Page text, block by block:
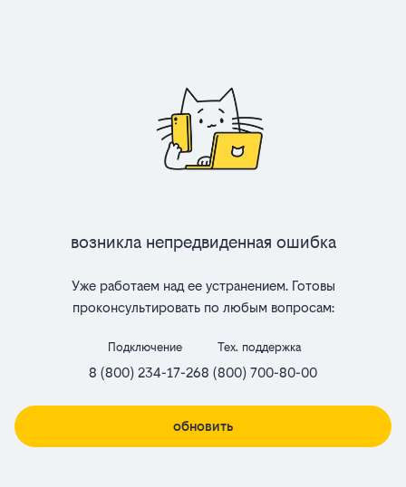
Возникла непредвиденная ошибка
Уже работаем над ее устранением. Готовы
проконсультировать по любым вопросам:
Подключение
8 (800) 234-17-26
Тех. поддержка
8 (800) 700-80-00
обновить